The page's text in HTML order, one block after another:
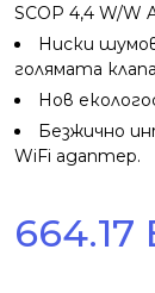
SCOP 4,4 W/W
Ниски
голямата
Нов
Безжично
WiFi адаптер.
664.17